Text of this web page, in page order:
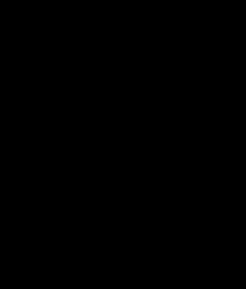
en la
del